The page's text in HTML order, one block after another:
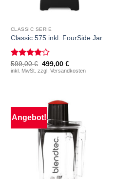
CLASSIC SERIE
Classic 575 inkl. FourSide Jar
Bewertet
mit4
599,00€ Ursprünglicher
Preis
war:
499,00 €Aktueller
Preis
inkl. MwSt. zzgl. Versandkosten
Angebot!